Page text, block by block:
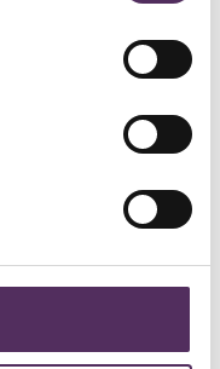
eens.